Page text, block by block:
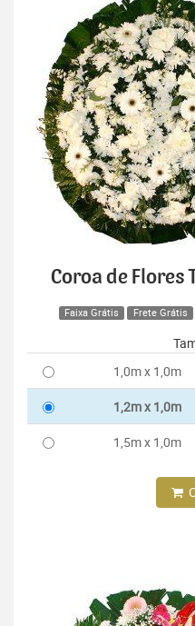
Coroa de
Faixa Grátis Frete Grátis
1,0m x 1,0m
1,2m x 1,0m
1,5m x 1,0m